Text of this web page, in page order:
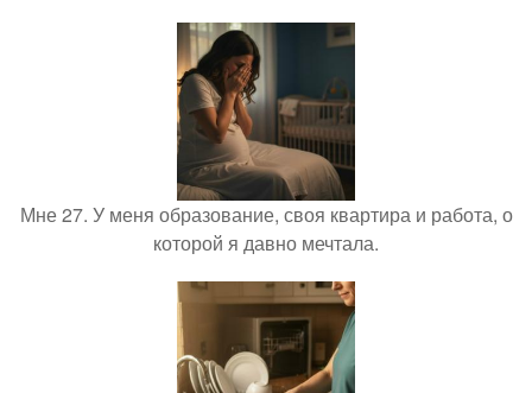
Мне 27. У меня образование, своя квартира и работа, о
которой я давно мечтала.